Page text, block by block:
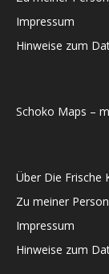
Impressum
Hinweise zum
Schoko Maps –
Über Die Frische
Zu meiner Person
Impressum
Hinweise zum